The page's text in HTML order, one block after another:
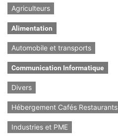
Agriculteurs
Alimentation
Automobile et transports
Communication Informatique
Divers
Hébergement Cafés Restaurants
Industries et PME